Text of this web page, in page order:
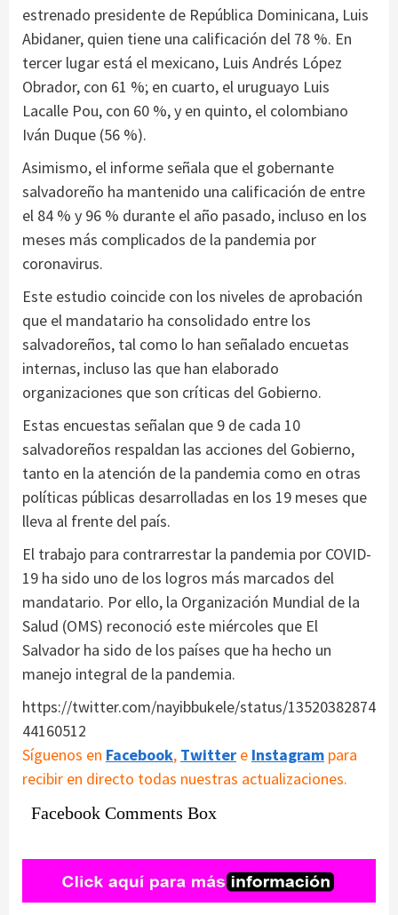
estrenado presidente de República Dominicana, Luis
Abidaner, quien tiene una calificación del 78 %. En
tercer lugar está el mexicano, Luis Andrés López
Obrador, con 61 %; en cuarto, el uruguayo Luis
Lacalle Pou, con 60 %, y en quinto, el colombiano
Iván Duque (56 %).
Asimismo, el informe señala que el gobernante
salvadoreño ha mantenido una calificación de entre
el 84 % y 96 % durante el año pasado, incluso en los
meses más complicados de la pandemia por
coronavirus.
Este estudio coincide con los niveles de aprobación
que el mandatario ha consolidado entre los
salvadoreños, tal como lo han señalado encuetas
internas, incluso las que han elaborado
organizaciones que son críticas del Gobierno.
Estas encuestas señalan que 9 de cada 10
salvadoreños respaldan las acciones del Gobierno,
tanto en la atención de la pandemia como en otras
políticas públicas desarrolladas en los 19 meses que
lleva al frente del país.
El trabajo para contrarrestar la pandemia por COVID-
19 ha sido uno de los logros más marcados del
mandatario. Por ello, la Organización Mundial de la
Salud (OMS) reconoció este miércoles que El
Salvador ha sido de los países que ha hecho un
manejo integral de la pandemia.
https://twitter.com/nayibbukele/status/13520382874
44160512
Síguenos en Facebook, Twitter e Instagram para
recibir en directo todas nuestras actualizaciones.
Facebook Comments Box